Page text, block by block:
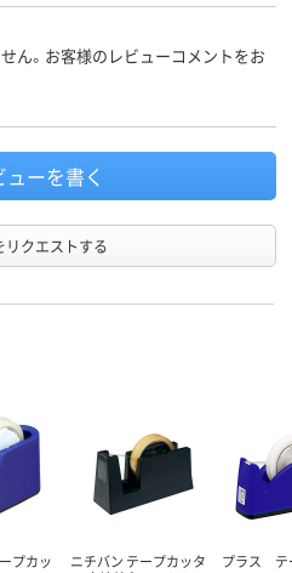
ん。お客様のレビューコメントをお
ューを書く
リクエストする
プカッ
ニチバン テープカッタ
プラス テ